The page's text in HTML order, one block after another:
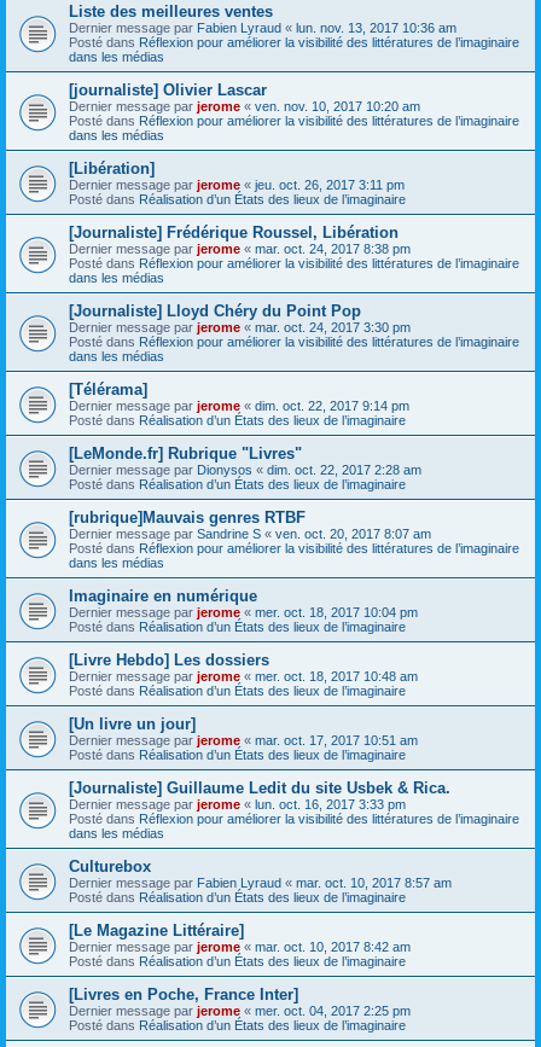
Liste des meilleures ventes
Dernier message par Fabien Lyraud « lun. nov. 13, 2017 10:36 am
Posté dans Réflexion pour améliorer la visibilité des littératures de l’imaginaire
dans les médias
[journaliste] Olivier Lascar
Dernier message par jerome « ven. nov. 10, 2017 10:20 am
Posté dans Réflexion pour améliorer la visibilité des littératures de l’imaginaire
dans les médias
[Libération]
Dernier message par jerome « jeu. oct. 26, 2017 3:11 pm
Posté dans Réalisation d’un États des lieux de l’imaginaire
[Journaliste] Frédérique Roussel, Libération
Dernier message par jerome « mar. oct. 24, 2017 8:38 pm
Posté dans Réflexion pour améliorer la visibilité des littératures de l’imaginaire
dans les médias
[Journaliste] Lloyd Chéry du Point Pop
Dernier message par jerome « mar. oct. 24, 2017 3:30 pm
Posté dans Réflexion pour améliorer la visibilité des littératures de l’imaginaire
dans les médias
[Télérama]
Dernier message par jerome « dim. oct. 22, 2017 9:14 pm
Posté dans Réalisation d’un États des lieux de l’imaginaire
[LeMonde.fr] Rubrique "Livres"
Dernier message par Dionysos « dim. oct. 22, 2017 2:28 am
Posté dans Réalisation d’un États des lieux de l’imaginaire
[rubrique]Mauvais genres RTBF
Dernier message par Sandrine S « ven. oct. 20, 2017 8:07 am
Posté dans Réflexion pour améliorer la visibilité des littératures de l’imaginaire
dans les médias
Imaginaire en numérique
Dernier message par jerome « mer. oct. 18, 2017 10:04 pm
Posté dans Réalisation d’un États des lieux de l’imaginaire
[Livre Hebdo] Les dossiers
Dernier message par jerome « mer. oct. 18, 2017 10:48 am
Posté dans Réalisation d’un États des lieux de l’imaginaire
[Un livre un jour]
Dernier message par jerome « mar. oct. 17, 2017 10:51 am
Posté dans Réalisation d’un États des lieux de l’imaginaire
[Journaliste] Guillaume Ledit du site Usbek & Rica.
Dernier message par jerome « lun. oct. 16, 2017 3:33 pm
Posté dans Réflexion pour améliorer la visibilité des littératures de l’imaginaire
dans les médias
Culturebox
Dernier message par Fabien Lyraud « mar. oct. 10, 2017 8:57 am
Posté dans Réalisation d’un États des lieux de l’imaginaire
[Le Magazine Littéraire]
Dernier message par jerome « mar. oct. 10, 2017 8:42 am
Posté dans Réalisation d’un États des lieux de l’imaginaire
[Livres en Poche, France Inter]
Dernier message par jerome « mer. oct. 04, 2017 2:25 pm
Posté dans Réalisation d’un États des lieux de l’imaginaire